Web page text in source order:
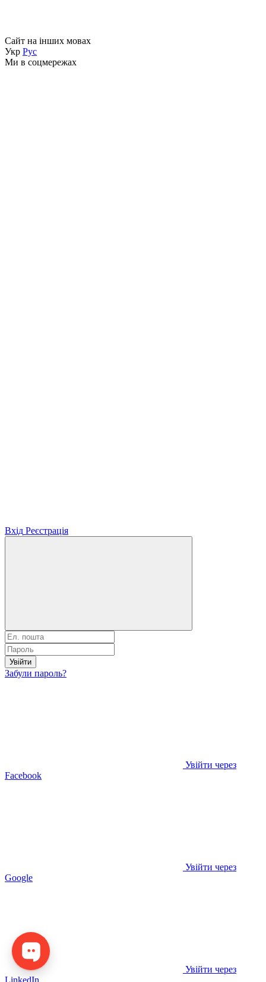
Сайт на інших мовах
Укр Рус
Ми в соцмережах
Вхід Реєстрація
Увійти
Забули пароль?
Увійти через
Facebook
Увійти через
Google
Увійти через
LinkedIn